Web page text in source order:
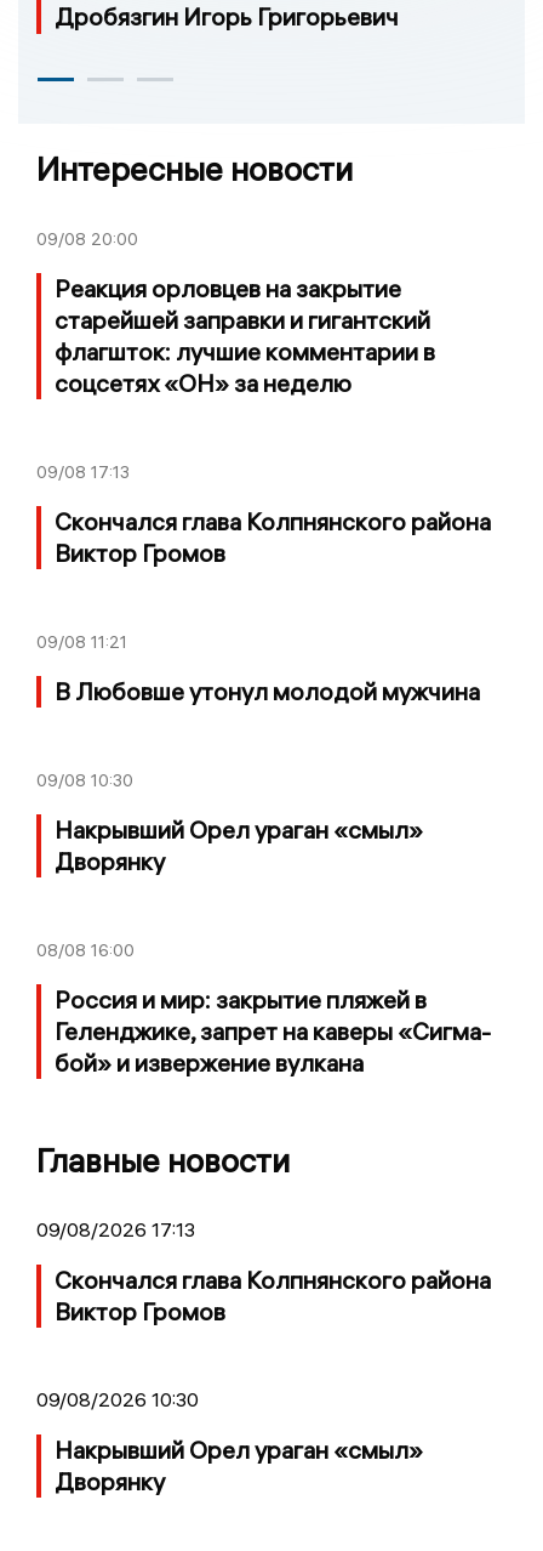
Дробязгин Игорь Григорьевич
Интересные новости
09/08 20:00
Реакция орловцев на закрытие
старейшей заправки и гигантский
флагшток: лучшие комментарии в
соцсетях «ОН» за неделю
09/08 17:13
Скончался глава Колпнянского района
Виктор Громов
09/08 11:21
В Любовше утонул молодой мужчина
09/08 10:30
Накрывший Орел ураган «смыл»
Дворянку
08/08 16:00
Россия и мир: закрытие пляжей в
Геленджике, запрет на каверы «Сигма-
бой» и извержение вулкана
Главные новости
09/08/2026 17:13
Скончался глава Колпнянского района
Виктор Громов
09/08/2026 10:30
Накрывший Орел ураган «смыл»
Дворянку